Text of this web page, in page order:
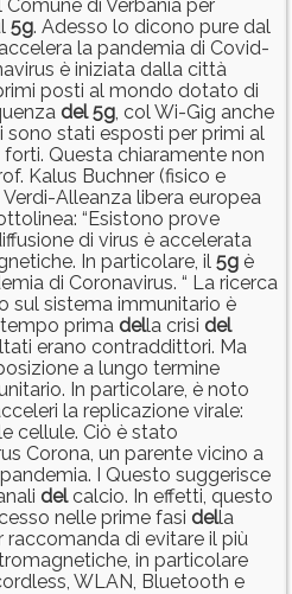
Comune di Verbania per
5g. Adesso lo dicono pure dal
accelera la pandemia di Covid-
è iniziata dalla città
posti al mondo dotato di
del 5g, col Wi-Gig anche
sono stati esposti per primi al
Questa chiaramente non
Kalus Buchner (fisico e
Alleanza libera europea
“Esistono prove
di virus è accelerata
In particolare, il 5g è
di Coronavirus. “ La ricerca
sul sistema immunitario è
prima della crisi del
erano contraddittori. Ma
a lungo termine
In particolare, è noto
la replicazione virale:
cellule. Ciò è stato
Corona, un parente vicino a
I Questo suggerisce
delcalcio. In effetti, questo
nelle prime fasi della
raccomanda di evitare il più
in particolare
WLAN, Bluetooth e